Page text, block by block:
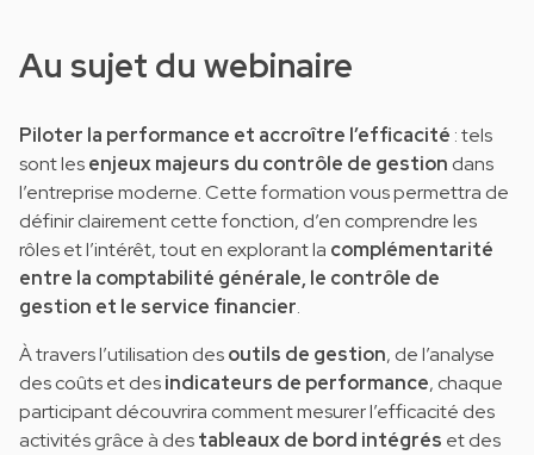
Au sujet du webinaire
Piloter la performance et accroître l’efficacité : tels
sont lesenjeux majeurs du contrôle de gestion dans
l’entreprise moderne. Cette formation vous permettra de
définir clairement cette fonction, d’en comprendre les
rôles et l’intérêt, tout en explorant la complémentarité
entre la comptabilité générale, le contrôle de
gestion et le service financier.
À travers l’utilisation desoutils de gestion, de l’analyse
des coûts et desindicateurs de performance, chaque
participant découvrira comment mesurer l’efficacité des
activités grâce à destableaux de bord intégrés et des